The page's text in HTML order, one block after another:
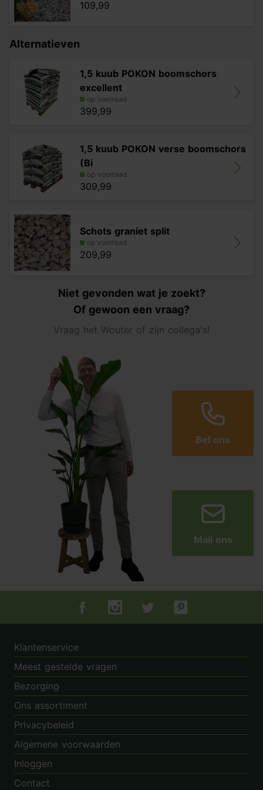
109,99
Alternatieven
1,5 kuub POKON boomschors
excellent
op voorraad
399,99
1,5 kuub POKON verse boomschors
(Bi
op voorraad
309,99
Schots graniet split
op voorraad
209,99
Niet gevonden wat je zoekt?
Of gewoon een vraag?
Vraag het Wouter of zijn collega's!
Bel ons
Mail ons
Tuincentrum.nl op Facebook
Tuincentrum.nl op Instagram
Tuincentrum.nl op Twitter
Tuincentrum.nl op
Klantenservice
Meest gestelde vragen
Bezorging
Ons assortiment
Privacybeleid
Algemene voorwaarden
Inloggen
Contact